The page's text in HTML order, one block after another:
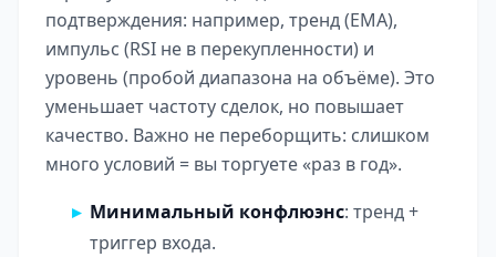
подтверждения: например, тренд (EMA),
импульс (RSI не в перекупленности) и
уровень (пробой диапазона на объёме). Это
уменьшает частоту сделок, но повышает
качество. Важно не переборщить: слишком
много условий = вы торгуете «раз в год».
Минимальный конфлюэнс: тренд +
триггер входа.